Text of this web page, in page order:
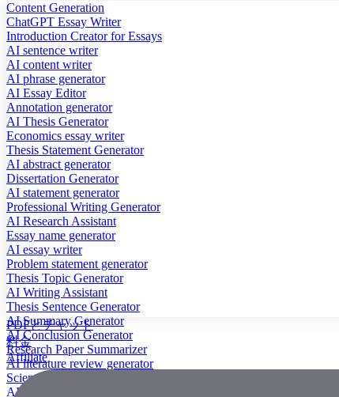
Content Generation
ChatGPT Essay Writer
Introduction Creator for Essays
AI sentence writer
AI content writer
AI phrase generator
AI Essay Editor
Annotation generator
AI Thesis Generator
Economics essay writer
Thesis Statement Generator
AI abstract generator
Dissertation Generator
AI statement generator
Professional Writing Generator
AI Research Assistant
Essay name generator
AI essay writer
Problem statement generator
Thesis Topic Generator
AI Writing Assistant
Thesis Sentence Generator
AI Summary Generator
AI Conclusion Generator
Research Paper Summarizer
AI literature review generator
Scientific Paper Summarizer
AI case study generator
PDFとチャット
料金
Affiliate